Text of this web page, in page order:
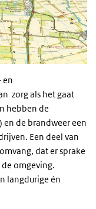
en
zorg als het gaat
hebben de
en de brandweer een
Een deel van
dat er sprake
omgeving.
langdurige én